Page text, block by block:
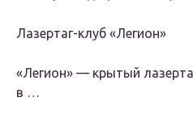
Лазертаг-клуб «Легион»
«Легион» — крытый
в …